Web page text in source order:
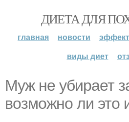
ДИЕТА ДЛЯ
главная новости
виды диет
Муж не убирает
возможно ли это